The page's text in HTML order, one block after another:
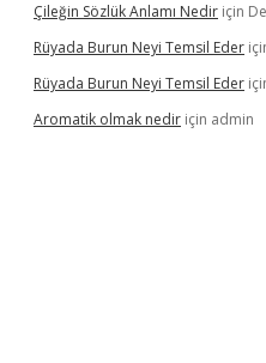
Çileğin Sözlük Anlamı Nedir için
Rüyada Burun Neyi Temsil Eder
Rüyada Burun Neyi Temsil Eder
Aromatik olmak nedir için admin